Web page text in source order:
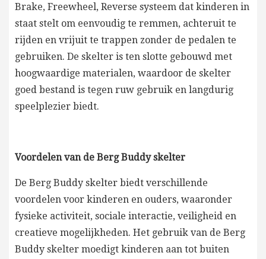
Brake, Freewheel, Reverse systeem dat kinderen in
staat stelt om eenvoudig te remmen, achteruit te
rijden en vrijuit te trappen zonder de pedalen te
gebruiken. De skelter is ten slotte gebouwd met
hoogwaardige materialen, waardoor de skelter
goed bestand is tegen ruw gebruik en langdurig
speelplezier biedt.
Voordelen van de Berg Buddy skelter
De Berg Buddy skelter biedt verschillende
voordelen voor kinderen en ouders, waaronder
fysieke activiteit, sociale interactie, veiligheid en
creatieve mogelijkheden. Het gebruik van de Berg
Buddy skelter moedigt kinderen aan tot buiten